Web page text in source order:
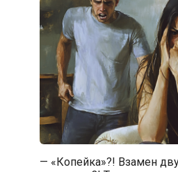
— «Копейка»?! Взамен